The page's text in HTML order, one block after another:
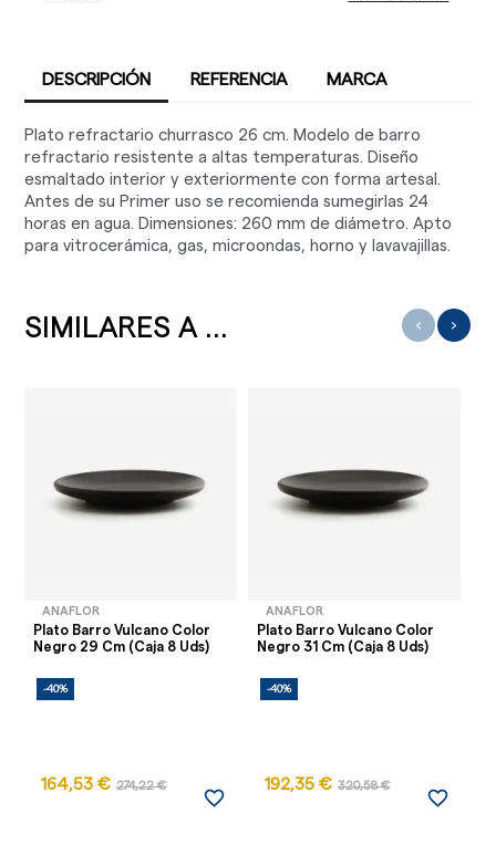
DESCRIPCIÓN REFERENCIA MARCA
Plato refractario churrasco 26 cm. Modelo de barro
refractario resistente a altas temperaturas. Diseño
esmaltado interior y exteriormente con forma artesal.
Antes de su Primer uso se recomienda sumegirlas 24
horas en agua. Dimensiones: 260 mm de diámetro. Apto
para vitrocerámica, gas, microondas, horno y lavavajillas.
SIMILARES A ...
ANAFLOR
Plato Barro Vulcano Color
Negro 29 Cm (Caja 8 Uds)
-40%
164,53 € 274,22 €
favorite_border
ANAFLOR
Plato Barro Vulcano Color
Negro 31 Cm (Caja 8 Uds)
-40%
192,35 € 320,58 €
favorite_border
‹ ›